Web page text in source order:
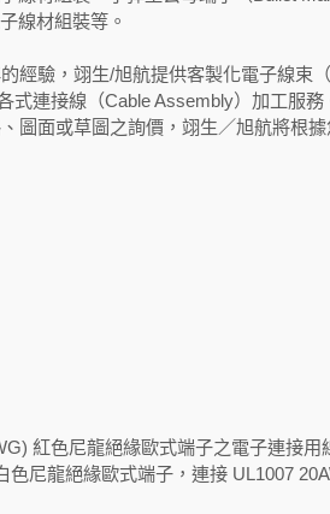
線材組裝等。
經驗，翊生/旭航提供客製化電子線束
式連接線（Cable Assembly）加工服
圖面或草圖之詢價，翊生／旭航將根
紅色尼龍絕緣歐式端子之電子連接用
尼龍絕緣歐式端子，連接 UL1007